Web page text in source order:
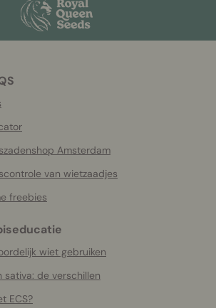
Amsterdam
van wietzaadjes
freebies
wiet gebruiken
sativa: de verschillen
ECS?